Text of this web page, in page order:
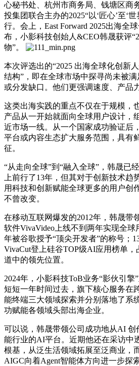
心秘书处、杭州市商务局、钱塘区商
投集团联合主办的2025“以‘匠心’至‘
行。会上，East Forward 2025出海全
布，小影科技创始人&CEO韩晟获评
物”。
本次评选出的“2025 出海全球化创新
结构”，即在全球市场中探寻尚未被
或分发缺口。他们更强调速度、产品
这类出海实践的重点不仅在于规模，
产品从一开始就面向全球用户设计，
近市场一线。从一个国家成功验证后
平台或内容生态扩大服务范围，具有
征。
“从走向全球”到“融入全球”，韩晟已
上前行了13年，但其对于创新技术趋
用科技和创新赋能全球更多的用户创
不曾改变。
在移动互联网爆发的2012年，韩晟带
软件VivaVideo上线不到两年实现全球
年被谷歌授予“顶尖开发者”的称号；
VivaCut登上硅谷TOP级AI应用榜单
道中的领先位置。
2024年，小影科技ToB业务“影伙引擎
短短一年时间过去，旗下核心服务在
能终端三大领域探索并分别落地了系
功赋能各领域头部出海企业。
可以说，韩晟带领公司成功地从AI
能行业的AI平台。近期他还在采访中
根基，从泛生活领域拓展至泛商业，
AIGC向着Agent智能体方向进一步探索